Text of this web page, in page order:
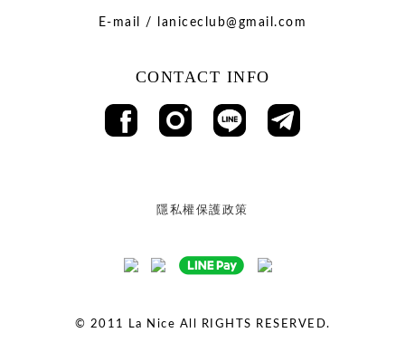
E-mail / laniceclub@gmail.com
CONTACT INFO
隱私權保護政策
© 2011 La Nice All RIGHTS RESERVED.